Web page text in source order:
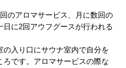
のアロマサービス、月に数回の
日に2回アウフグースが行われる
の入り口にサウナ室内で自分を
です。アロマサービスの際な